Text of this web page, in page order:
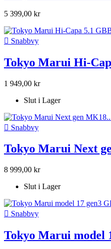
5 399,00 kr
 Snabbvy
Tokyo Marui Hi-
1 949,00 kr
Slut i Lager
 Snabbvy
Tokyo Marui Next
8 999,00 kr
Slut i Lager
 Snabbvy
Tokyo Marui model